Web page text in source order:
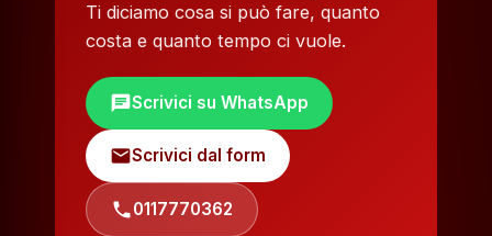
Ti diciamo cosa si può fare, quanto
costa e quanto tempo ci vuole.
chatScrivici su WhatsApp
mailScrivici dal form
phone0117770362